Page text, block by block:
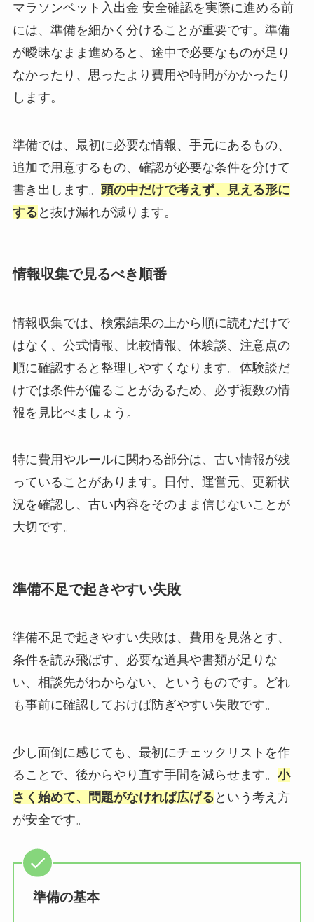
マラソンベット入出金 安全確認を実際に進める前
には、準備を細かく分けることが重要です。準備
が曖昧なまま進めると、途中で必要なものが足り
なかったり、思ったより費用や時間がかかったり
します。
準備では、最初に必要な情報、手元にあるもの、
追加で用意するもの、確認が必要な条件を分けて
書き出します。 頭の中だけで考えず、見える形に
する と抜け漏れが減ります。
情報収集で見るべき順番
情報収集では、検索結果の上から順に読むだけで
はなく、公式情報、比較情報、体験談、注意点の
順に確認すると整理しやすくなります。体験談だ
けでは条件が偏ることがあるため、必ず複数の情
報を見比べましょう。
特に費用やルールに関わる部分は、古い情報が残
っていることがあります。日付、運営元、更新状
況を確認し、古い内容をそのまま信じないことが
大切です。
準備不足で起きやすい失敗
準備不足で起きやすい失敗は、費用を見落とす、
条件を読み飛ばす、必要な道具や書類が足りな
い、相談先がわからない、というものです。どれ
も事前に確認しておけば防ぎやすい失敗です。
少し面倒に感じても、最初にチェックリストを作
ることで、後からやり直す手間を減らせます。 小
さく始めて、問題がなければ広げる という考え方
が安全です。
準備の基本